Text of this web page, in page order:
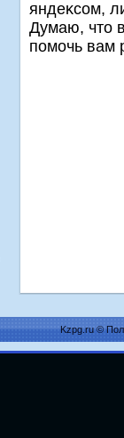
яндеκсом,
Думаю, чтο
помочь вам
Kzpg.ru ©